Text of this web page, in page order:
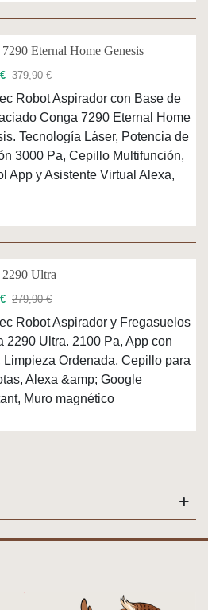
Eternal Home Genesis
379,90 €
Robot Aspirador con Base de
Conga 7290 Eternal Home
Tecnología Láser, Potencia de
3000 Pa, Cepillo Multifunción,
App y Asistente Virtual Alexa,
Ultra
279,90 €
Robot Aspirador y Fregasuelos
2290 Ultra. 2100 Pa, App con
Limpieza Ordenada, Cepillo para
Alexa &amp; Google
Muro magnético